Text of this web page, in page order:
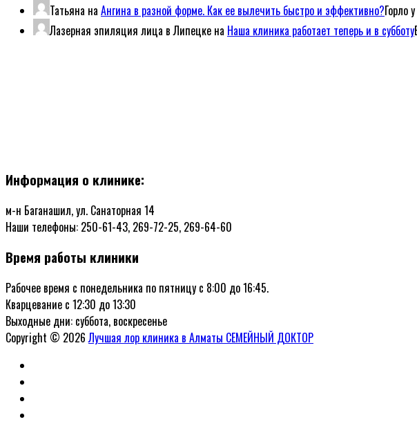
Татьяна на Ангина в разной форме. Как ее вылечить быстро и эффективно?Горло
Лазерная эпиляция лица в Липецке на Наша клиника работает теперь и в субботу
Информация о клинике:
м-н Баганашил, ул. Санаторная 14
Наши телефоны: 250-61-43, 269-72-25, 269-64-60
Время работы клиники
Рабочее время с понедельника по пятницу с 8:00 до 16:45.
Кварцевание с 12:30 до 13:30
Выходные дни: суббота, воскресенье
Copyright © 2026Лучшая лор клиника в Алматы СЕМЕЙНЫЙ ДОКТОР